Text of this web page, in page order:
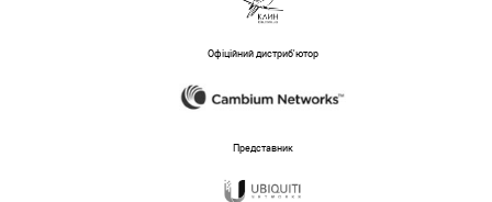
Офіційний дистриб'ютор
Представник